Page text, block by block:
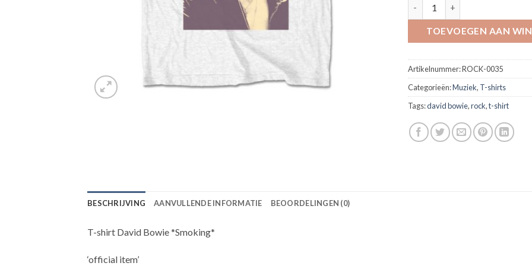
TOEVOEGEN AAN
Artikelnummer:ROCK-0035
Categorieën:Muziek, T-shirts
Tags:david bowie,rock,t-shirt
BESCHRIJVING AANVULLENDE INFORMATIE BEOORDELINGEN (0)
T-shirt David Bowie *Smoking*
‘official item’